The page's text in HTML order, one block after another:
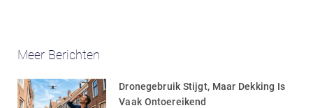
Meer Berichten
Dronegebruik Stijgt, Maar Dekking Is
Vaak Ontoereikend